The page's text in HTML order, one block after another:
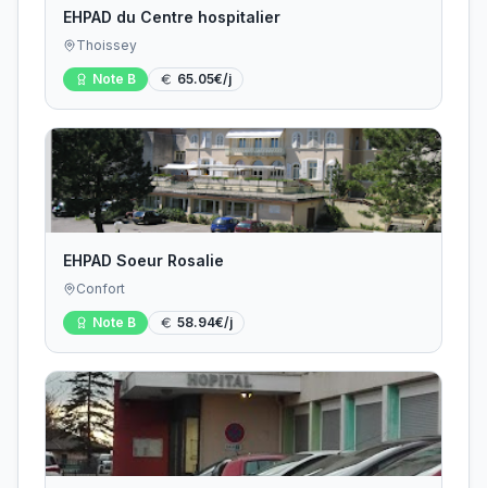
EHPAD du Centre hospitalier
Thoissey
Note B 65.05€/j
EHPAD Soeur Rosalie
Confort
Note B 58.94€/j